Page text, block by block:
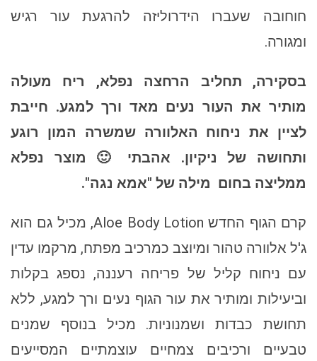
חוחובה שעברו הידרוליזה להרגעת עור רגיש
ומגורה.
בסקירה, תחליב הרחצה נפלא, ריח מעולה
מותיר את העור נעים מאד ורך למגע. חייבת
לציין את ניחוח האלוורה שמשרה המון רוגע
ותחושה של ניקיון. אהבתי 🙂 מוצר נפלא
ממליצה בחוםמילה של "אמא נגה".
קרם הגוף החדש Aloe Body Lotion, מכיל גם הוא
ג'ל אלוורה טהור ומיוצב כמרכיב מפתח, מרקמו עדין
עם ניחוח קליל של פריחה רעננה, נספג בקלות
וביעילות ומותיר את עור הגוף נעים ורך למגע, ללא
תחושת כבדות ושמנוניות. מכיל בנוסף שמנים
טבעיים ורכיבים צמחיים עוצמתיים המסייעים